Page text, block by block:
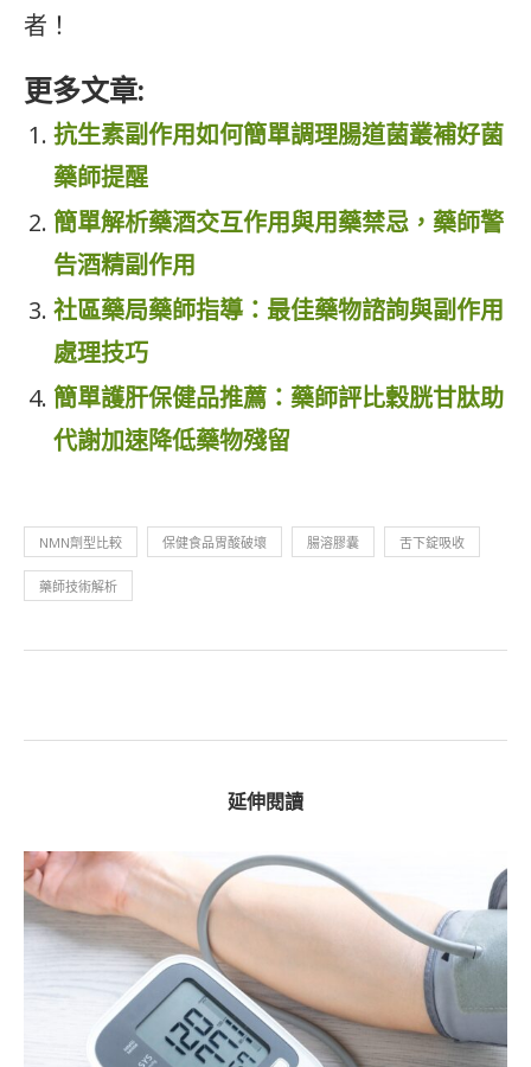
者！
更多文章:
抗生素副作用如何簡單調理腸道菌叢補好菌
藥師提醒
簡單解析藥酒交互作用與用藥禁忌，藥師警
告酒精副作用
社區藥局藥師指導：最佳藥物諮詢與副作用
處理技巧
簡單護肝保健品推薦：藥師評比穀胱甘肽助
代謝加速降低藥物殘留
NMN劑型比較 保健食品胃酸破壞 腸溶膠囊 舌下錠吸收
藥師技術解析
延伸閱讀